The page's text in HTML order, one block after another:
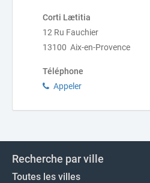
Corti Lætitia
12 Ru Fauchier
13100 Aix-en-Provence
Téléphone
Appeler
Recherche par ville
Toutes les villes